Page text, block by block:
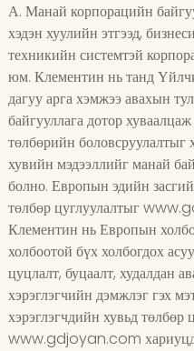
А. Манай корпорацийн
хэдэн хуулийн этгээд,
техникийн системтэй
юм. Клементин нь танд
дагуу арга хэмжээ авахын
байгууллага дотор
төлбөрийн боловсруулалтыг
хувийн мэдээллийг манай
болно. Европын эдийн
төлбөр цуглуулалтыг
Клементин нь Европын
холбоотой бүх холбогдох
цуцлалт, буцаалт, худалдан
хэрэглэгчийн дэмжлэг гэх
хэрэглэгчдийн хувьд төлбөр
www.gdjoyan.com